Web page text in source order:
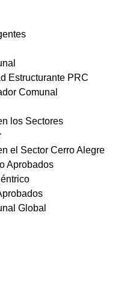
Estructurante PRC
Comunal
los Sectores
el Sector Cerro Alegre
Aprobados
Global